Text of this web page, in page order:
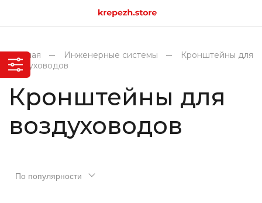
Главная Инженерные системы
Кронштейны для
воздуховодов
Кронштейны для
воздуховодов
По популярности